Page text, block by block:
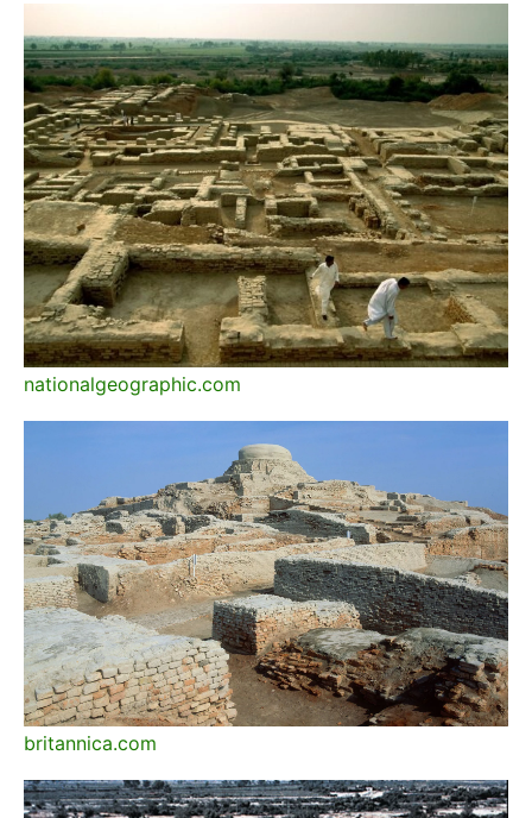
nationalgeographic.com
britannica.com